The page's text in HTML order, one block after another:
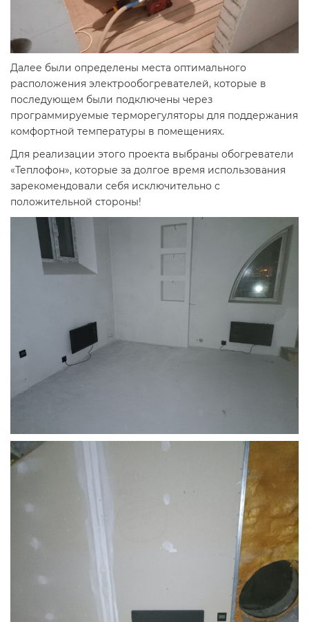
Далее были определены места оптимального
расположения электрообогревателей, которые в
последующем были подключены через
программируемые терморегуляторы для поддержания
комфортной температуры в помещениях.
Для реализации этого проекта выбраны обогреватели
«Теплофон», которые за долгое время использования
зарекомендовали себя исключительно с
положительной стороны!